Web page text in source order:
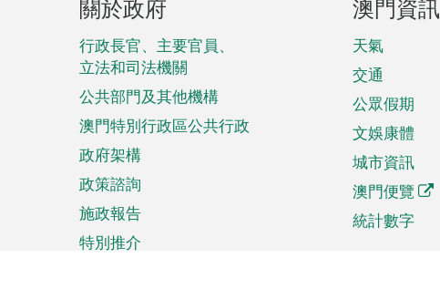
腳
菜
單
關於政府
行政長官、主要官員、
立法和司法機關
公共部門及其他機構
澳門特別行政區公共行政
政府架構
政策諮詢
施政報告
特別推介
澳門資訊
天氣
交通
公眾假期
文娛康體
城市資訊
澳門便覽
統計數字